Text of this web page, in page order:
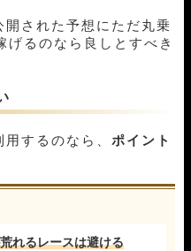
された予想にただ丸乗
げるのなら良しとすべき
するのなら、 ポイント
れるレースは避ける